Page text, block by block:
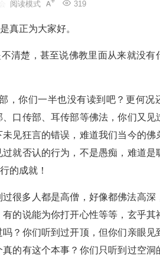
319
阅读模式
真正为大家好。
清楚，甚至说佛教里面从来就没有
，你们一半也没有读到吧？更何况
口传部、耳传部等佛法，你们又见
见狂言的错误，难道我们当今的佛
就否认的行为，不是愚痴，难道是
的成就！
很多人都是高僧，好像都佛法高深
的说能为你打开心性等等，玄乎其
？你们听到过开顶，但你们亲眼见
的有这个本事？你们只听到过空洞